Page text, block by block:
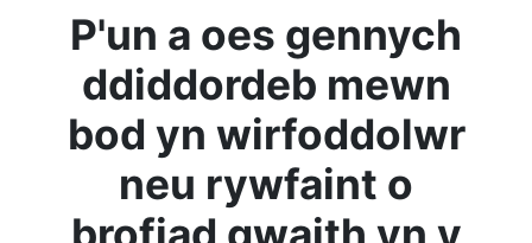
P'un a oes gennych
ddiddordeb mewn
bod yn wirfoddolwr
neu rywfaint o